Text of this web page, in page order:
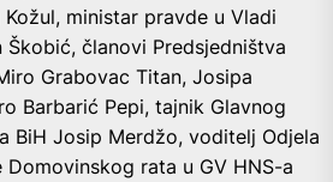
Kožul, ministar pravde u Vladi
Škobić, članovi Predsjedništva
Grabovac Titan, Josipa
Barbarić Pepi, tajnik Glavnog
BiH Josip Merdžo, voditelj Odjela
Domovinskog rata u GV HNS-a